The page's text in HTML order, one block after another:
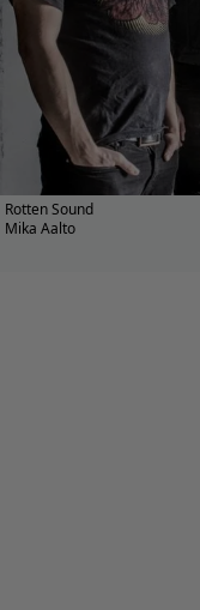
Rotten Sound
Mika Aalto